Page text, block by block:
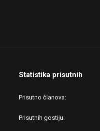
Statistika prisutnih
Prisutno članova
Prisutnih gostiju